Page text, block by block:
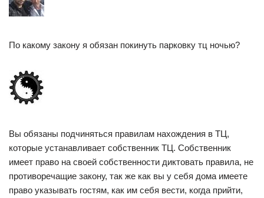
По какому закону я обязан покинуть парковку тц ночью?
Вы обязаны подчиняться правилам нахождения в ТЦ,
которые устанавливает собственник ТЦ. Собственник
имеет право на своей собственности диктовать правила, не
противоречащие закону, так же как вы у себя дома имеете
право указывать гостям, как им себя вести, когда прийти,